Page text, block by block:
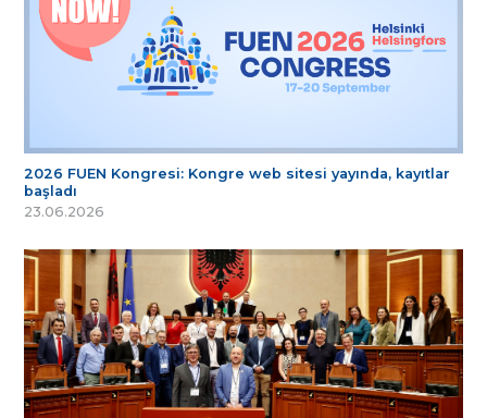
2026 FUEN Kongresi: Kongre web sitesi yayında, kayıtlar
başladı
23.06.2026